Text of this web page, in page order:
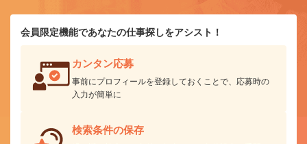
会員限定機能であなたの仕事探しをアシスト！
カンタン応募
事前にプロフィールを登録しておくことで、応募時の
入力が簡単に
検索条件の保存